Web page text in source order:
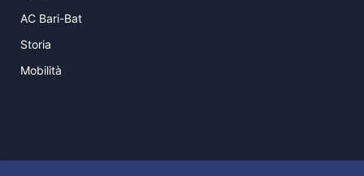
AC Bari-Bat
Storia
Mobilità